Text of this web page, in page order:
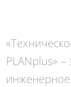
PLANplus»